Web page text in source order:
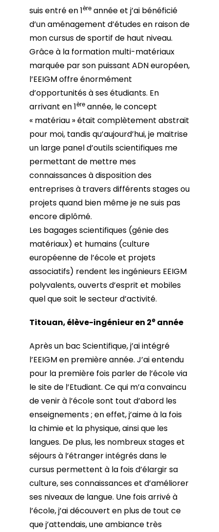
suis entré en 1ère année et j’ai bénéficié
d’un aménagement d’études en raison de
mon cursus de sportif de haut niveau.
Grâce à la formation multi-matériaux
marquée par son puissant ADN européen,
l’EEIGM offre énormément
d’opportunités à ses étudiants. En
arrivant en 1ère année, le concept
« matériau » était complètement abstrait
pour moi, tandis qu’aujourd’hui, je maitrise
un large panel d’outils scientifiques me
permettant de mettre mes
connaissances à disposition des
entreprises à travers différents stages ou
projets quand bien même je ne suis pas
encore diplômé.
Les bagages scientifiques (génie des
matériaux) et humains (culture
européenne de l’école et projets
associatifs) rendent les ingénieurs EEIGM
polyvalents, ouverts d’esprit et mobiles
quel que soit le secteur d’activité.
Titouan, élève-ingénieur en 2e année
Après un bac Scientifique, j’ai intégré
l’EEIGM en première année. J’ai entendu
pour la première fois parler de l’école via
le site de l’Etudiant. Ce qui m’a convaincu
de venir à l’école sont tout d’abord les
enseignements ; en effet, j’aime à la fois
la chimie et la physique, ainsi que les
langues. De plus, les nombreux stages et
séjours à l’étranger intégrés dans le
cursus permettent à la fois d’élargir sa
culture, ses connaissances et d’améliorer
ses niveaux de langue. Une fois arrivé à
l’école, j’ai découvert en plus de tout ce
que j’attendais, une ambiance très